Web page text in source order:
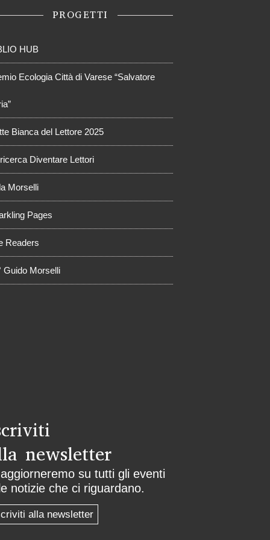
PROGETTI
HUB
Ecologia Città di Varese “Salvatore
Bianca del Lettore 2025
Diventare Lettori
Morselli
Pages
Readers
Guido Morselli
newsletter
su tutti gli eventi
notizie che ci riguardano.
alla newsletter